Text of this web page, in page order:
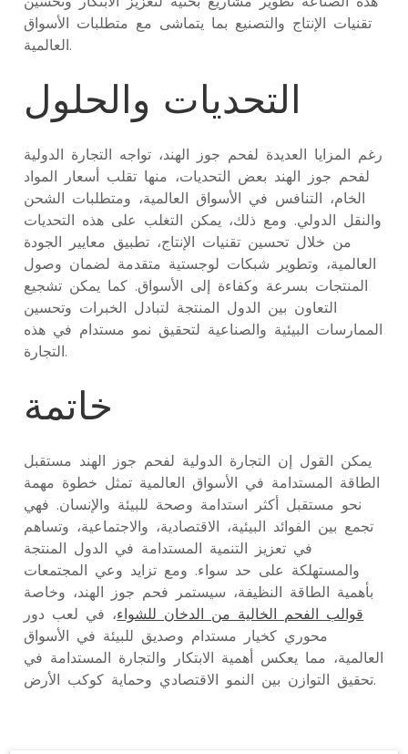
تقنيات الإنتاج والتصنيع بما يتماشى مع متطلبات الأسواق
العالمية.
التحديات والحلول
رغم المزايا العديدة لفحم جوز الهند، تواجه التجارة الدولية
لفحم جوز الهند بعض التحديات، منها تقلب أسعار المواد
الخام، التنافس في الأسواق العالمية، ومتطلبات الشحن
والنقل الدولي. ومع ذلك، يمكن التغلب على هذه التحديات
من خلال تحسين تقنيات الإنتاج، تطبيق معايير الجودة
العالمية، وتطوير شبكات لوجستية متقدمة لضمان وصول
المنتجات بسرعة وكفاءة إلى الأسواق. كما يمكن تشجيع
التعاون بين الدول المنتجة لتبادل الخبرات وتحسين
الممارسات البيئية والصناعية لتحقيق نمو مستدام في هذه
التجارة.
خاتمة
يمكن القول إن التجارة الدولية لفحم جوز الهند مستقبل
الطاقة المستدامة في الأسواق العالمية تمثل خطوة مهمة
نحو مستقبل أكثر استدامة وصحة للبيئة والإنسان. فهي
تجمع بين الفوائد البيئية، الاقتصادية، والاجتماعية، وتساهم
في تعزيز التنمية المستدامة في الدول المنتجة
والمستهلكة على حد سواء. ومع تزايد وعي المجتمعات
بأهمية الطاقة النظيفة، سيستمر فحم جوز الهند، وخاصة
قوالب الفحم الخالية من الدخان للشواء، في لعب دور
محوري كخيار مستدام وصديق للبيئة في الأسواق
العالمية، مما يعكس أهمية الابتكار والتجارة المستدامة في
تحقيق التوازن بين النمو الاقتصادي وحماية كوكب الأرض.